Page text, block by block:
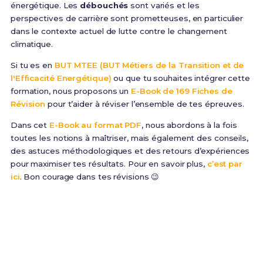
énergétique. Les débouchés sont variés et les
perspectives de carrière sont prometteuses, en particulier
dans le contexte actuel de lutte contre le changement
climatique.
Si tu es en BUT MTEE (BUT Métiers de la Transition et de
l'Efficacité Energétique) ou que tu souhaites intégrer cette
formation, nous proposons un E-Book de 169 Fiches de
Révision pour t’aider à réviser l’ensemble de tes épreuves.
Dans cet E-Book au format PDF, nous abordons à la fois
toutes les notions à maîtriser, mais également des conseils,
des astuces méthodologiques et des retours d’expériences
pour maximiser tes résultats. Pour en savoir plus, c’est par
ici. Bon courage dans tes révisions 😉